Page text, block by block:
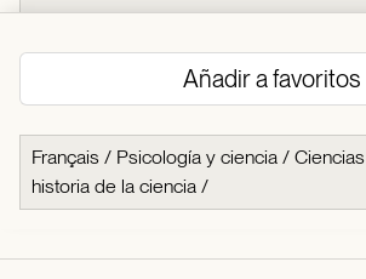
Añadir a favoritos
Français / Psicología y ciencia / Ciencias
historia de la ciencia /